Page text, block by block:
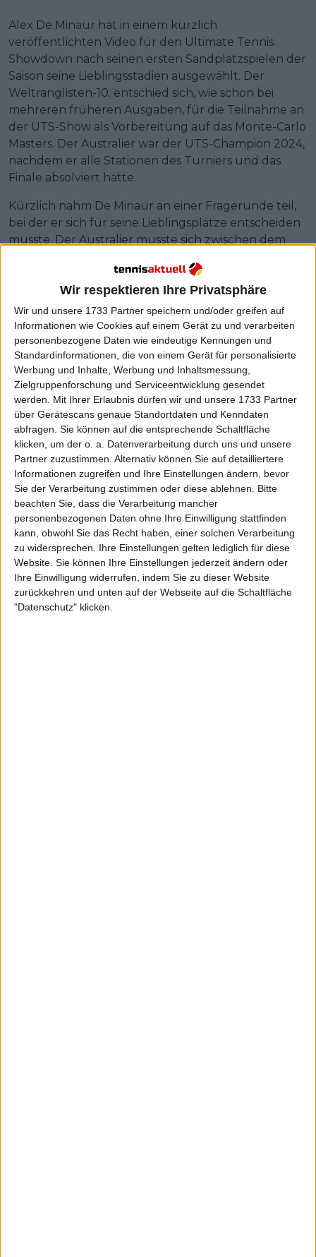
Wir respektieren Ihre Privatsphäre
Wir und unsere 1733 Partner speichern und/oder greifen auf
Informationen wie Cookies auf einem Gerät zu und verarbeiten
personenbezogene Daten wie eindeutige Kennungen und
Standardinformationen, die von einem Gerät für personalisierte
Werbung und Inhalte, Werbung und Inhaltsmessung,
Zielgruppenforschung und Serviceentwicklung gesendet
werden.
Mit Ihrer Erlaubnis dürfen wir und unsere 1733 Partner
über Gerätescans genaue Standortdaten und Kenndaten
abfragen. Sie können auf die entsprechende Schaltfläche
klicken, um der o. a. Datenverarbeitung durch uns und unsere
Partner zuzustimmen. Alternativ können Sie auf detailliertere
Informationen zugreifen und Ihre Einstellungen ändern, bevor
Sie der Verarbeitung zustimmen oder diese ablehnen.
Bitte
beachten Sie, dass die Verarbeitung mancher
personenbezogenen Daten ohne Ihre Einwilligung stattfinden
kann, obwohl Sie das Recht haben, einer solchen Verarbeitung
zu widersprechen. Ihre Einstellungen gelten lediglich für diese
Website. Sie können Ihre Einstellungen jederzeit ändern oder
Ihre Einwilligung widerrufen, indem Sie zu dieser Website
zurückkehren und unten auf der Webseite auf die Schaltfläche
"Datenschutz" klicken.
Alex De Minaur hat in einem kürzlich
veröffentlichten Video für den Ultimate Tennis
Showdown nach seinen ersten Sandplatzspielen der
Saison seine Lieblingsstadien ausgewählt. Der
Weltranglisten-10. entschied sich, wie schon bei
mehreren früheren Ausgaben, für die Teilnahme an
der UTS-Show als Vorbereitung auf das Monte-Carlo
Masters. Der Australier war der UTS-Champion 2024,
nachdem er alle Stationen des Turniers und das
Finale absolviert hatte.
Kürzlich nahm De Minaur an einer Fragerunde teil,
bei der er sich für seine Lieblingsplätze entscheiden
musste. Der Australier musste sich zwischen dem
entscheiden, wurde aber auch zu mehreren
berühmten ATP-Tour-Spielorten befragt, darunter
Philippe-Chatrier, der Centre Court in Brisbane und
die Rod Laver Arena. Sehen Sie sich die Antworten
des ehemaligen Weltranglisten-6. unten an.
Ver esta publicación en Instagram